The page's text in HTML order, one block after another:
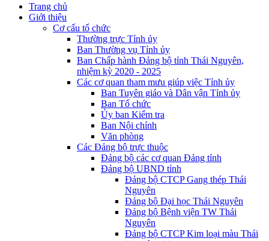
Trang chủ
Giới thiệu
Cơ cấu tổ chức
Thường trực Tỉnh ủy
Ban Thường vụ Tỉnh ủy
Ban Chấp hành Đảng bộ tỉnh Thái Nguyên,
nhiệm kỳ 2020 - 2025
Các cơ quan tham mưu giúp việc Tỉnh ủy
Ban Tuyên giáo và Dân vận Tỉnh ủy
Ban Tổ chức
Ủy ban Kiểm tra
Ban Nội chính
Văn phòng
Các Đảng bộ trực thuộc
Đảng bộ các cơ quan Đảng tỉnh
Đảng bộ UBND tỉnh
Đảng bộ CTCP Gang thép Thái
Nguyên
Đảng bộ Đại học Thái Nguyên
Đảng bộ Bệnh viện TW Thái
Nguyên
Đảng bộ CTCP Kim loại màu Thái